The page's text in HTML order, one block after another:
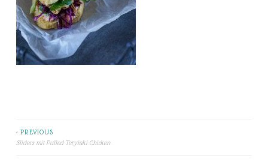
Beitragsnavigation
< PREVIOUS
Sliders mit Pulled Teryiaki Chicken